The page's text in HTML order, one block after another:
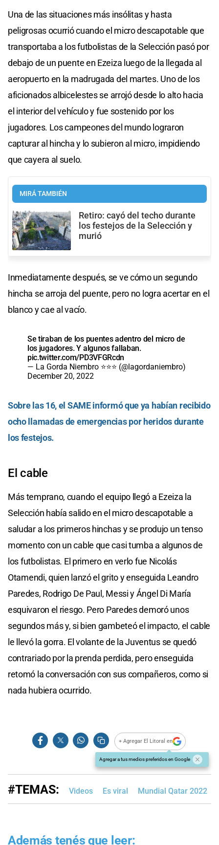
Una de las situaciones más insólitas y hasta
peligrosas ocurrió cuando el micro descapotable que
transportaba a los futbolistas de la Selección pasó por
debajo de un puente en Ezeiza luego de la llegada al
aeropuerto en la madrugada del martes. Uno de los
aficionados albicelestes se arrojó desde lo alto hacia
el interior del vehículo y fue sostenido por los
jugadores. Los campeones del mundo lograron
capturar al hincha y lo subieron al micro, impidiendo
que cayera al suelo.
MIRÁ TAMBIÉN
Retiro: cayó del techo durante
los festejos de la Selección y
murió
Inmediatamente después, se ve cómo un segundo
hincha se arroja del puente, pero no logra acertar en el
blanco y cae al vacío.
Se tiraban de los puentes adentro del micro de
los jugadores. Y algunos fallaban.
pic.twitter.com/PD3VFGRcdn
— La Gorda Niembro ⭐⭐⭐ (@lagordaniembro)
December 20, 2022
Sobre las 16, el SAME informó que ya habían recibido
ocho llamadas de emergencias por heridos durante
los festejos.
El cable
Más temprano, cuando el equipo llegó a Ezeiza la
Selección había salido en el micro descapotable a
saludar a los primeros hinchas y se produjo un tenso
momento con un cable que casi tumba a algunos de
los futbolistas. El primero en verlo fue Nicolás
Otamendi, quien lanzó el grito y enseguida Leandro
Paredes, Rodrigo De Paul, Messi y Ángel Di María
esquivaron el riesgo. Pero Paredes demoró unos
segundos más y, si bien gambeteó el impacto, el cable
le llevó la gorra. El volante de la Juventus se quedó
contrariado por la prenda perdida, pero enseguida
retomó la conversación con sus compañeros, como si
nada hubiera ocurrido.
+ Agregar El Litoral en
Agregar a tus medios preferidos en Google
#TEMAS: Videos Es viral Mundial Qatar 2022
Además tenés que leer: